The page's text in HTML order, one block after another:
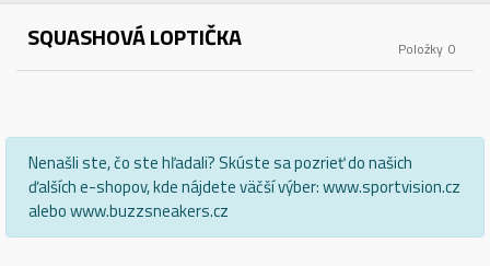
SQUASHOVÁ LOPTIČKA 0
Položky
Nenašli ste, čo ste hľadali? Skúste sa pozrieť do našich
ďalších e-shopov, kde nájdete väčší výber: www.sportvision.cz
alebo www.buzzsneakers.cz